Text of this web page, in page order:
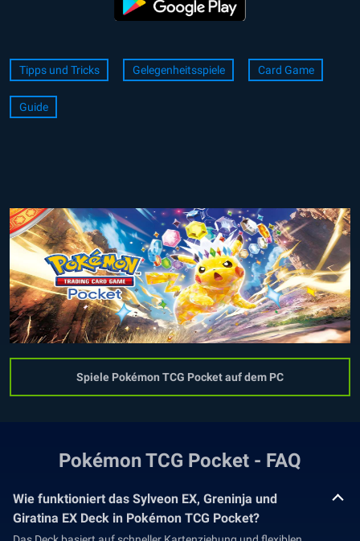
Tipps und Tricks Gelegenheitsspiele Card Game
Guide
Spiele Pokémon TCG Pocket auf dem PC
Pokémon TCG Pocket - FAQ
Wie funktioniert das Sylveon EX, Greninja und
Giratina EX Deck in Pokémon TCG Pocket?